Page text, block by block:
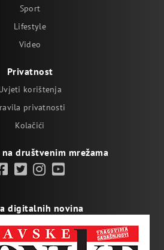
Sport
Lifestyle
Video
Privatnost
korištenja
privatnosti
Kolačići
društvenim mrežama
digitalnih novina